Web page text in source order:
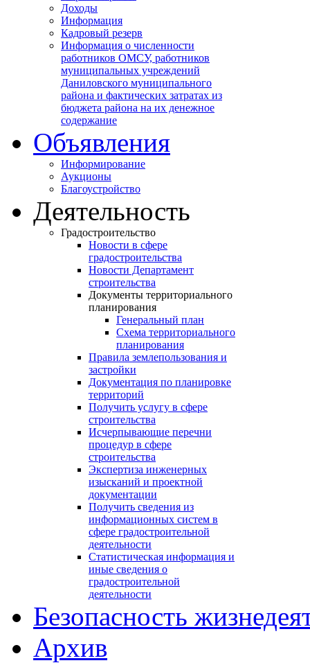
Доходы
Информация
Кадровый резерв
Информация о численности
работников ОМСУ, работников
муниципальных учреждений
Даниловского муниципального
района и фактических затратах из
бюджета района на их денежное
содержание
Объявления
Информирование
Аукционы
Благоустройство
Деятельность
Градостроительство
Новости в сфере
градостроительства
Новости Департамент
строительства
Документы территориального
планирования
Генеральный план
Схема территориального
планирования
Правила землепользования и
застройки
Документация по планировке
территорий
Получить услугу в сфере
строительства
Исчерпывающие перечни
процедур в сфере
строительства
Экспертиза инженерных
изысканий и проектной
документации
Получить сведения из
информационных систем в
сфере градостроительной
деятельности
Статистическая информация и
иные сведения о
градостроительной
деятельности
Безопасность
Архив